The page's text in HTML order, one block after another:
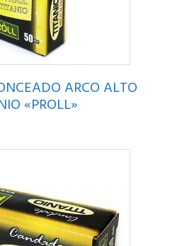
ARCO ALTO
«PROLL»